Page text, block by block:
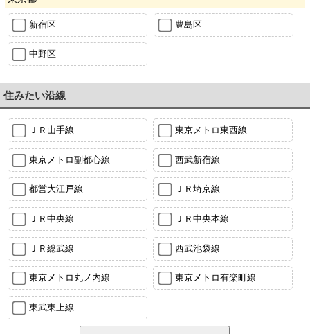
新宿区 豊島区
中野区
住みたい沿線
ＪＲ山手線 東京メトロ東西線
東京メトロ副都心線 西武新宿線
都営大江戸線 ＪＲ埼京線
ＪＲ中央線 ＪＲ中央本線
ＪＲ総武線 西武池袋線
東京メトロ丸ノ内線 東京メトロ有楽町線
東武東上線